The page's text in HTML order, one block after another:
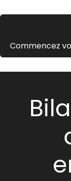
Commencez